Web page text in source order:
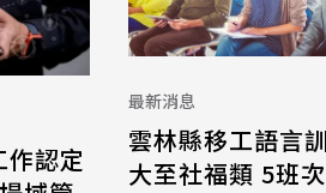
認定
最新消息
雲林縣移工語言
大至社福類 5班